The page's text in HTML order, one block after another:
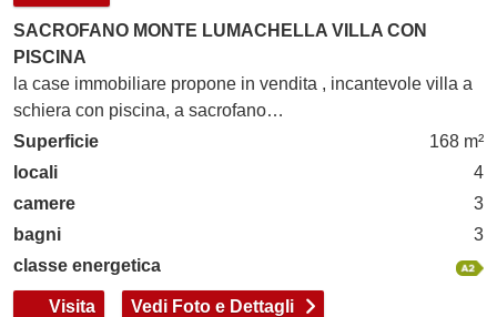
SACROFANO MONTE LUMACHELLA VILLA CON
PISCINA
la case immobiliare propone in vendita , incantevole villa a
schiera con piscina, a sacrofano…
Superficie
168 m²
locali
4
camere
3
bagni
3
classe energetica
Visita Vedi Foto e Dettagli